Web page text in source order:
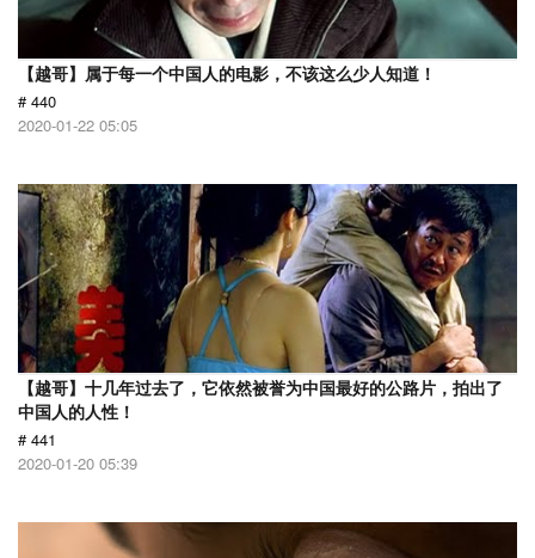
【越哥】属于每一个中国人的电影，不该这么少人知道！
# 440
2020-01-22 05:05
【越哥】十几年过去了，它依然被誉为中国最好的公路片，拍出了
中国人的人性！
# 441
2020-01-20 05:39